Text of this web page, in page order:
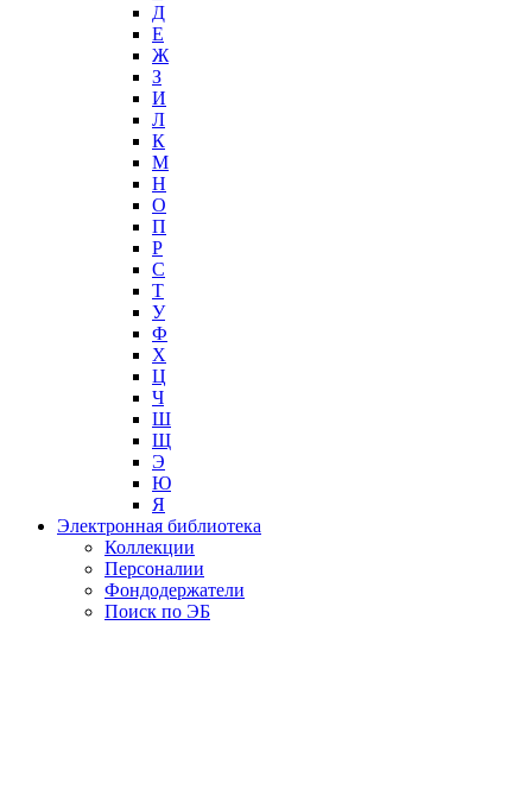
Д
Е
Ж
З
И
Л
К
М
Н
О
П
Р
С
Т
У
Ф
Х
Ц
Ч
Ш
Щ
Э
Ю
Я
Электронная библиотека
Коллекции
Персоналии
Фондодержатели
Поиск по ЭБ